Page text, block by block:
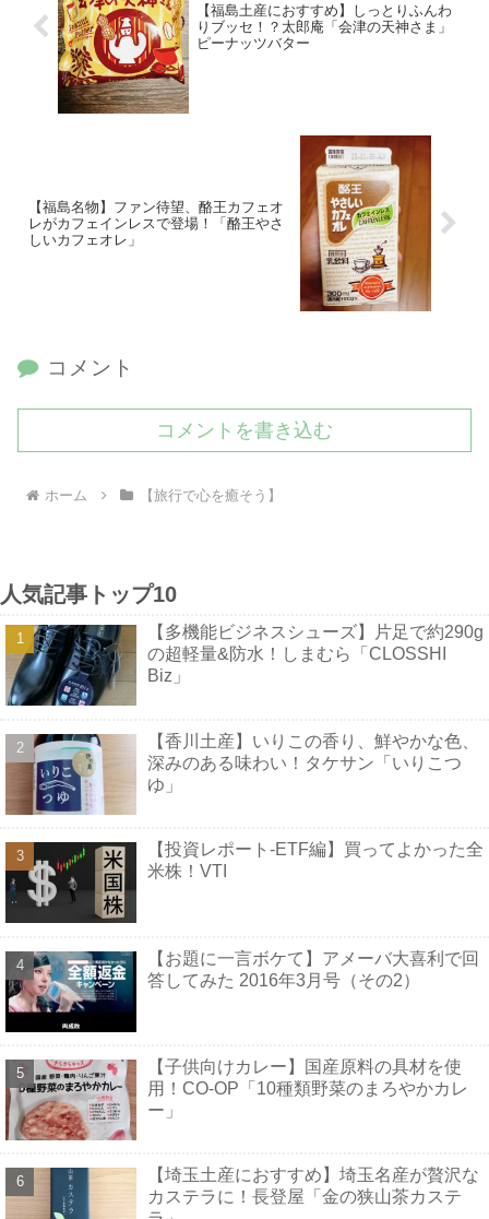
【福島土産におすすめ】しっとりふんわ
りブッセ！？太郎庵「会津の天神さま」
ピーナッツバター
【福島名物】ファン待望、酪王カフェオ
レがカフェインレスで登場！「酪王やさ
しいカフェオレ」
コメント
コメントを書き込む
ホーム 【旅行で心を癒そう】
人気記事トップ10
【多機能ビジネスシューズ】片足で約290g
の超軽量&防水！しまむら「CLOSSHI
Biz」
【香川土産】いりこの香り、鮮やかな色、
深みのある味わい！タケサン「いりこつ
ゆ」
【投資レポート-ETF編】買ってよかった全
米株！VTI
【お題に一言ボケて】アメーバ大喜利で回
答してみた 2016年3月号（その2）
【子供向けカレー】国産原料の具材を使
用！CO-OP「10種類野菜のまろやかカレ
ー」
【埼玉土産におすすめ】埼玉名産が贅沢な
カステラに！長登屋「金の狭山茶カステ